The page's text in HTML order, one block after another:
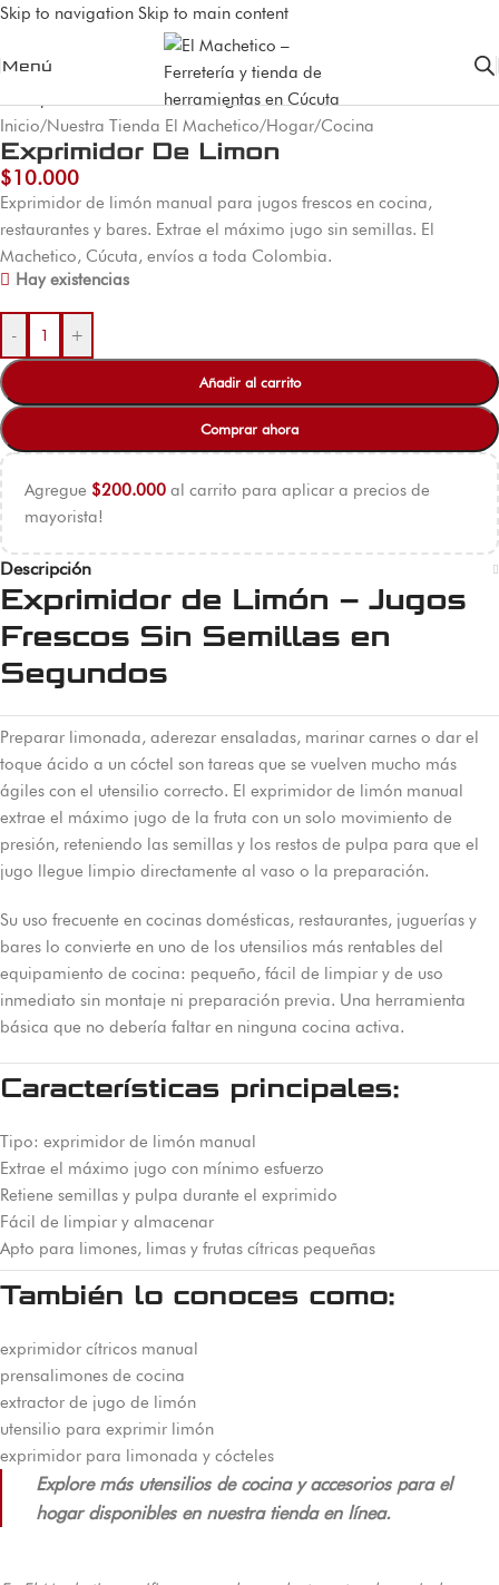
Skip to navigation Skip to main content
Menú
Inicio/Nuestra Tienda El Machetico/Hogar/Cocina
Exprimidor De Limon
$10.000
Exprimidor de limón manual para jugos frescos en cocina,
restaurantes y bares. Extrae el máximo jugo sin semillas. El
Machetico, Cúcuta, envíos a toda Colombia.
Hay existencias
- +
Añadir al carrito
Comprar ahora
Agregue $200.000 al carrito para aplicar a precios de
mayorista!
Descripción
Exprimidor de Limón – Jugos
Frescos Sin Semillas en
Segundos
Preparar limonada, aderezar ensaladas, marinar carnes o dar el
toque ácido a un cóctel son tareas que se vuelven mucho más
ágiles con el utensilio correcto. El exprimidor de limón manual
extrae el máximo jugo de la fruta con un solo movimiento de
presión, reteniendo las semillas y los restos de pulpa para que el
jugo llegue limpio directamente al vaso o la preparación.
Su uso frecuente en cocinas domésticas, restaurantes, juguerías y
bares lo convierte en uno de los utensilios más rentables del
equipamiento de cocina: pequeño, fácil de limpiar y de uso
inmediato sin montaje ni preparación previa. Una herramienta
básica que no debería faltar en ninguna cocina activa.
Características principales:
Tipo: exprimidor de limón manual
Extrae el máximo jugo con mínimo esfuerzo
Retiene semillas y pulpa durante el exprimido
Fácil de limpiar y almacenar
Apto para limones, limas y frutas cítricas pequeñas
También lo conoces como:
exprimidor cítricos manual
prensalimones de cocina
extractor de jugo de limón
utensilio para exprimir limón
exprimidor para limonada y cócteles
Explore más utensilios de cocina y accesorios para el
hogar disponibles en nuestra tienda en línea.